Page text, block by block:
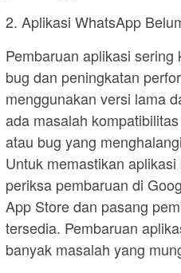
2. Aplikasi WhatsApp
Pembaruan aplikasi
bug dan peningkatan
menggunakan versi lama
ada masalah
atau bug yang
Untuk memastikan
periksa pembaruan di
App Store dan pasang
tersedia. Pembaruan
banyak masalah yang